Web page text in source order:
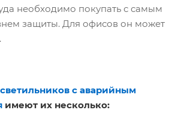
необходимо покупать с самым
защиты. Для офисов он может
светильников с аварийным
имеют их несколько: